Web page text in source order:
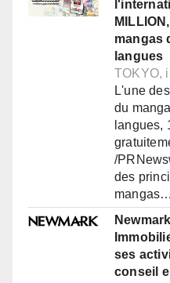
mangas
langues
TOKYO,
L'une
du
langues,
/
des
mangas…
ses
conseil